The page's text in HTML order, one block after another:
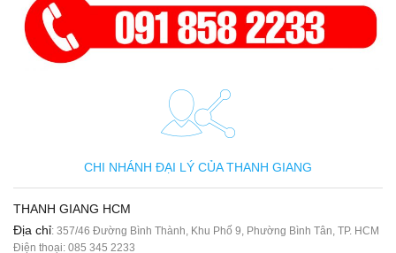
CHI NHÁNH ĐẠI LÝ CỦA THANH GIANG
THANH GIANG HCM
Địa chỉ: 357/46 Đường Bình Thành, Khu Phố 9, Phường Bình Tân, TP. HCM
Điện thoại: 085 345 2233